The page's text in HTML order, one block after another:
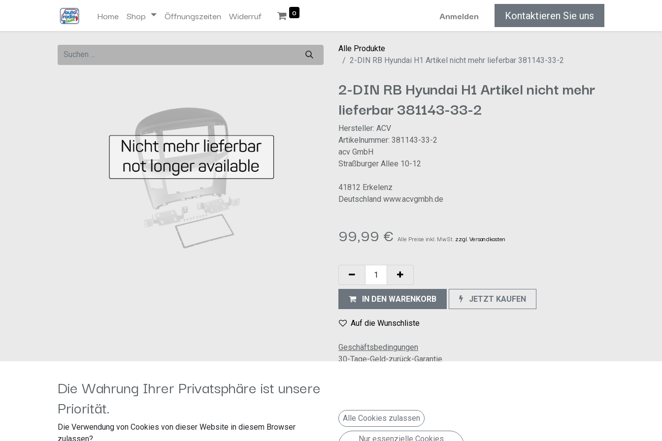
Home Shop Öffnungszeiten Widerruf 0 Anmelden Kontaktieren Sie uns
Alle Produkte
2-DIN RB Hyundai H1 Artikel nicht mehr lieferbar 381143-33-2
2-DIN RB Hyundai H1 Artikel nicht mehr
lieferbar 381143-33-2
Hersteller: ACV
Artikelnummer: 381143-33-2
acv GmbH
Straßburger Allee 10-12
41812 Erkelenz
Deutschland www.acvgmbh.de
99,99 € Alle Preise inkl. MwSt. zzgl. Versandkosten
IN DEN WARENKORB JETZT KAUFEN
Auf die Wunschliste
Geschäftsbedingungen
30-Tage-Geld-zurück-Garantie
Die Wahrung Ihrer Privatsphäre ist unsere
Priorität.
Die Verwendung von Cookies von dieser Website in diesem Browser
zulassen?
Alle Cookies zulassen
Nur essenzielle Cookies